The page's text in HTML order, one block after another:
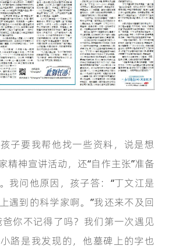
要我帮他找一些资料，说是想
精神宣讲活动，还“自作主张”准备
我问他原因，孩子答：“丁文江是
遇到的科学家啊。”我还来不及回
爸你不记得了吗？我们第一次遇见
路是我发现的，他墓碑上的字也